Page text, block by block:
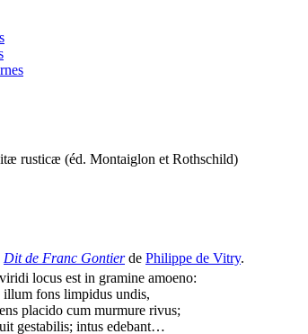
rusticæ (éd. Montaiglon et Rothschild)
Dit de Franc Gontierde Philippe de Vitry.
locus est in gramine amoeno:
fons limpidus undis,
placido cum murmure rivus;
gestabilis; intus edebant…